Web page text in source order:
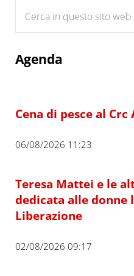
Agenda
Cena di pesce al Crc
06/08/2026 11:23
Teresa Mattei e le
dedicata alle donne
Liberazione
02/08/2026 09:17